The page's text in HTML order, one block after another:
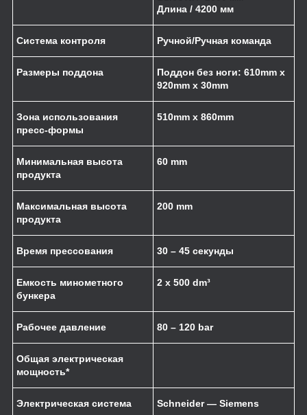
Длина / 4200 мм
Система контроля Ручной/Ручная команда
Размеры поддона Поддон без ноги: 610mm x
920mm x 30mm
Зона использования
пресс-формы
510mm x 860mm
Минимальная высота
продукта
60 mm
Максимальная высота
продукта
200 mm
Время прессования 30 – 45 секунды
Емкость минометного
бункера
2 x 500 dm³
Рабочее давление 80 – 120 bar
Общая электрическая
мощность*
Электрическая система Schneider — Siemens